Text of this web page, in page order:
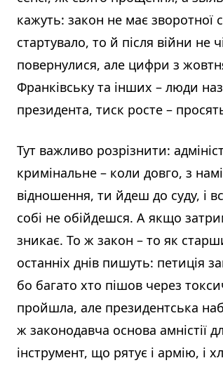
кажуть: закон не має зворотної
стартувало, то й після війни
повернулися, але цифри з
Франківську та інших – люди
президента, тиск росте –
Тут важливо розрізнити:
кримінальне – коли довго, з
відношення, ти йдеш до суду, і
собі не обійдешся. А якщо
зникає. То ж закон – то як
останніх днів пишуть: петиція
бо багато хто пішов через
пройшла, але президентська
ж законодавча основа амністії
інструмент, що рятує і армію, і